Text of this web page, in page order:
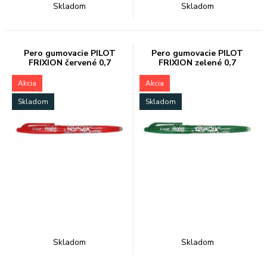
Skladom Skladom
Pero gumovacie PILOT
FRIXION červené 0,7
Akcia
Skladom
Skladom
Pero gumovacie PILOT
FRIXION zelené 0,7
Akcia
Skladom
Skladom